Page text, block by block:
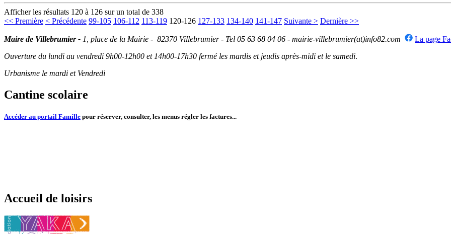
Afficher les résultats 120 à 126 sur un total de 338
<< Première < Précédente 99-105 106-112 113-119 120-126 127-133 134-140 141-147 Suivante > Dernière >>
Maire de Villebrumier - 1, place de la Mairie - 82370 Villebrumier - Tel 05 63 68 04 06 - mairie-villebrumier(at)info82.com
La page
Ouverture du lundi au vendredi 9h00-12h00 et 14h00-17h30 fermé les mardis et jeudis après-midi et le samedi.
Urbanisme le mardi et Vendredi
Cantine scolaire
Accéder au portail Famille pour réserver, consulter, les menus régler les factures...
Accueil de loisirs